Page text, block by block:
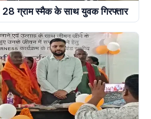
28 ग्राम स्मैक के साथ युवक गिरफ्तार